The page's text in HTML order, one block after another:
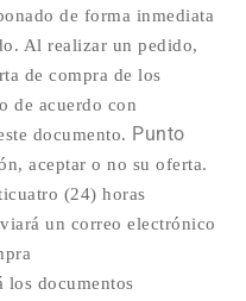
de forma inmediata
. Al realizar un pedido,
de compra de los
de acuerdo con
documento. Punto
aceptar o no su oferta.
(24) horas
un correo electrónico
los documentos